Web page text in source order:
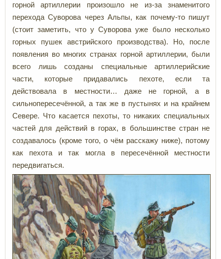
горной артиллерии произошло не из-за знаменитого
перехода Суворова через Альпы, как почему-то пишут
(стоит заметить, что у Суворова уже было несколько
горных пушек австрийского производства). Но, после
появления во многих странах горной артиллерии, были
всего лишь созданы специальные артиллерийские
части, которые придавались пехоте, если та
действовала в местности… даже не горной, а в
сильнопересечённой, а так же в пустынях и на крайнем
Севере. Что касается пехоты, то никаких специальных
частей для действий в горах, в большинстве стран не
создавалось (кроме того, о чём расскажу ниже), потому
как пехота и так могла в пересечённой местности
передвигаться.